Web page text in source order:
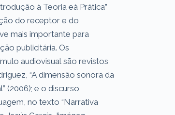
à Teoria eà Prática”
do receptor e do
mais importante para
publicitária. Os
audiovisual são revistos
“A dimensão sonora da
(2006); e o discurso
no texto “Narrativa